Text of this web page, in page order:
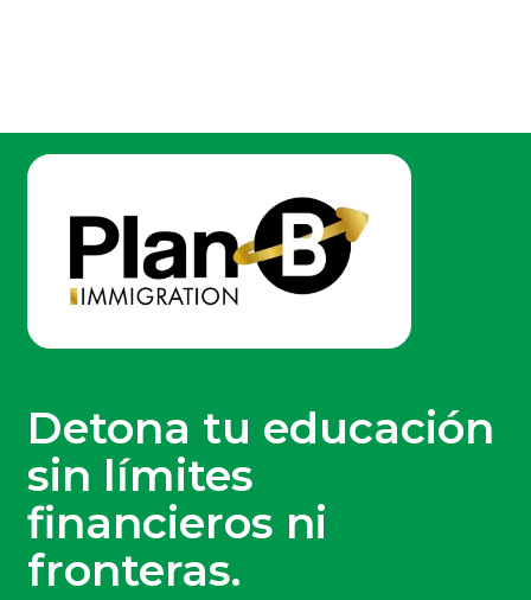
Detona tu educación
sin límites
financieros ni
fronteras.